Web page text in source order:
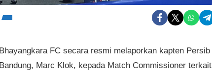
Bhayangkara FC secara resmi melaporkan kapten Persib
Bandung, Marc Klok, kepada Match Commissioner terkait